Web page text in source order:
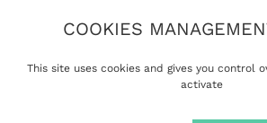
COOKIES
This site uses cookies and gives you control
activate